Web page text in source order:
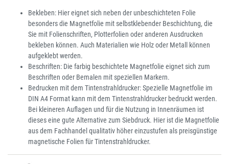
Bekleben: Hier eignet sich neben der unbeschichteten Folie
besonders die Magnetfolie mit selbstklebender Beschichtung, die
Sie mit Folienschriften, Plotterfolien oder anderen Ausdrucken
bekleben können. Auch Materialien wie Holz oder Metall können
aufgeklebt werden.
Beschriften: Die farbig beschichtete Magnetfolie eignet sich zum
Beschriften oder Bemalen mit speziellen Markern.
Bedrucken mit dem Tintenstrahldrucker: Spezielle Magnetfolie im
DIN A4 Format kann mit dem Tintenstrahldrucker bedruckt werden.
Bei kleineren Auflagen und für die Nutzung in Innenräumen ist
dieses eine gute Alternative zum Siebdruck. Hier ist die Magnetfolie
aus dem Fachhandel qualitativ höher einzustufen als preisgünstige
magnetische Folien für Tintenstrahldrucker.